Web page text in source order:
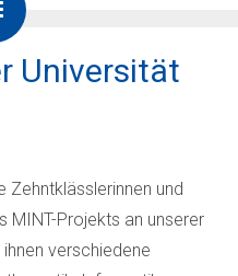
Universität
Zehntklässlerinnen und
MINT-Projekts an unserer
verschiedene